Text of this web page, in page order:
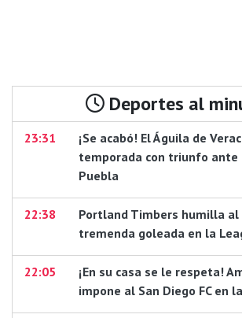
Deportes al
23:31
¡Se acabó! El Águila de
temporada con triunfo ante
Puebla
22:38
Portland Timbers humilla al
tremenda goleada en la
22:05
¡En su casa se le respeta!
impone al San Diego FC en